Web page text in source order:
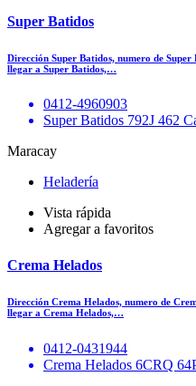
Super Batidos
Dirección Super Batidos, numero de Super
llegar a Super Batidos,…
0412-4960903
Super Batidos 792J 462
Maracay
Heladería
Vista rápida
Agregar a favoritos
Crema Helados
Dirección Crema Helados, numero de
llegar a Crema Helados,…
0412-0431944
Crema Helados 6CRQ